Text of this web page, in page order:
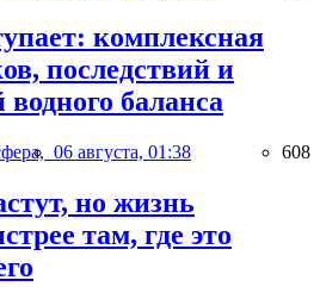
комплексная
последствий и
водного баланса
06 августа, 01:38 608
но жизнь
там, где это